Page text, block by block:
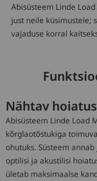
Abisüsteem Linde
just neile küsimustele;
vajaduse korral
Nähtav
Abisüsteem Linde Load
kõrglaotõstukiga
ohutuks. Süsteem
optilisi ja akustilisi
ületab maksimaalse